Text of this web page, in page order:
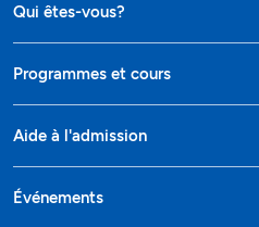
Qui êtes-vous?
Programmes et cours
Aide à l'admission
Événements